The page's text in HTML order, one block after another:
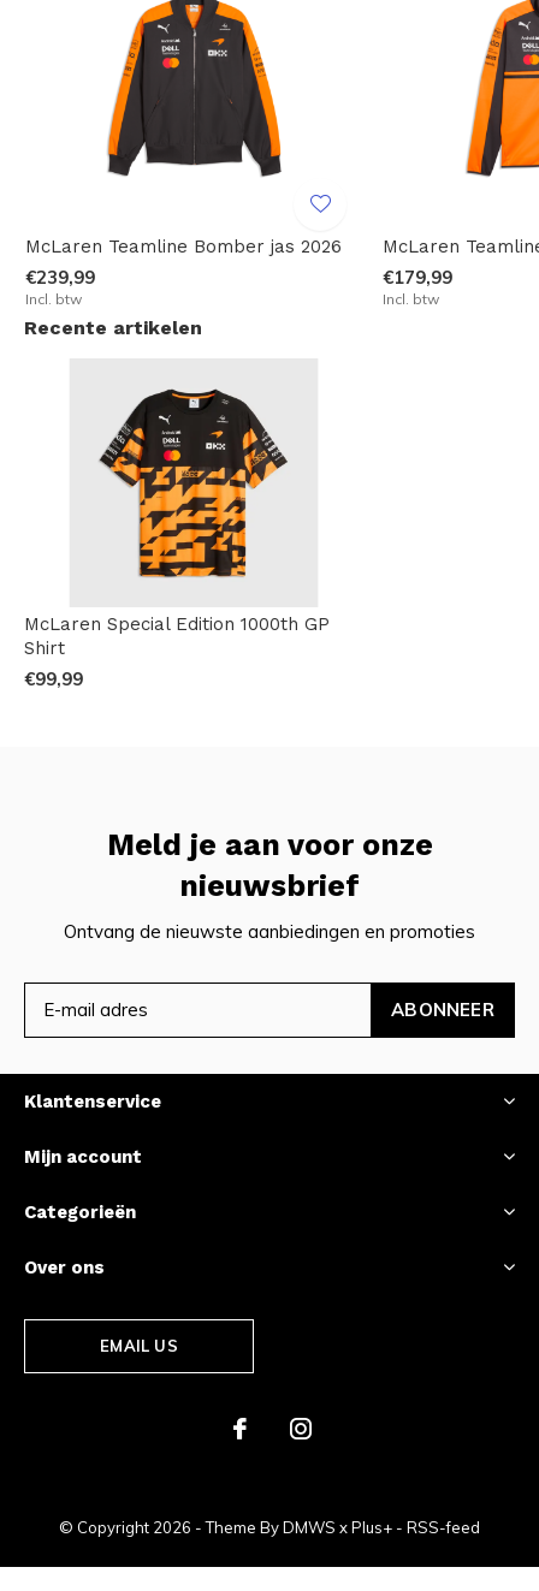
McLaren Teamline Bomber jas 2026
€239,99
Incl. btw
McLaren
€179,99
Incl. btw
Recente artikelen
McLaren Special Edition 1000th GP
Shirt
€99,99
Meld je aan voor onze
nieuwsbrief
Ontvang de nieuwste aanbiedingen en promoties
ABONNEER
Klantenservice
Mijn account
Categorieën
Over ons
EMAIL US
© Copyright 2026 - Theme ByDMWS xPlus+ - RSS-feed